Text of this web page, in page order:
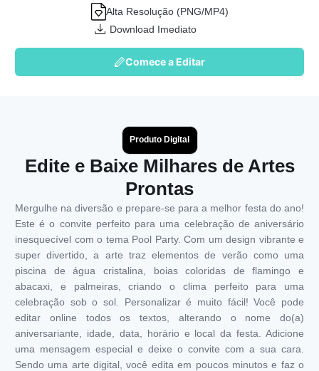
Alta Resolução (PNG/MP4)
Download Imediato
Comece a Editar
Produto Digital
Edite e Baixe Milhares de Artes
Prontas
Mergulhe na diversão e prepare-se para a melhor festa do ano!
Este é o convite perfeito para uma celebração de aniversário
inesquecível com o tema Pool Party. Com um design vibrante e
super divertido, a arte traz elementos de verão como uma
piscina de água cristalina, boias coloridas de flamingo e
abacaxi, e palmeiras, criando o clima perfeito para uma
celebração sob o sol. Personalizar é muito fácil! Você pode
editar online todos os textos, alterando o nome do(a)
aniversariante, idade, data, horário e local da festa. Adicione
uma mensagem especial e deixe o convite com a sua cara.
Sendo uma arte digital, você edita em poucos minutos e faz o